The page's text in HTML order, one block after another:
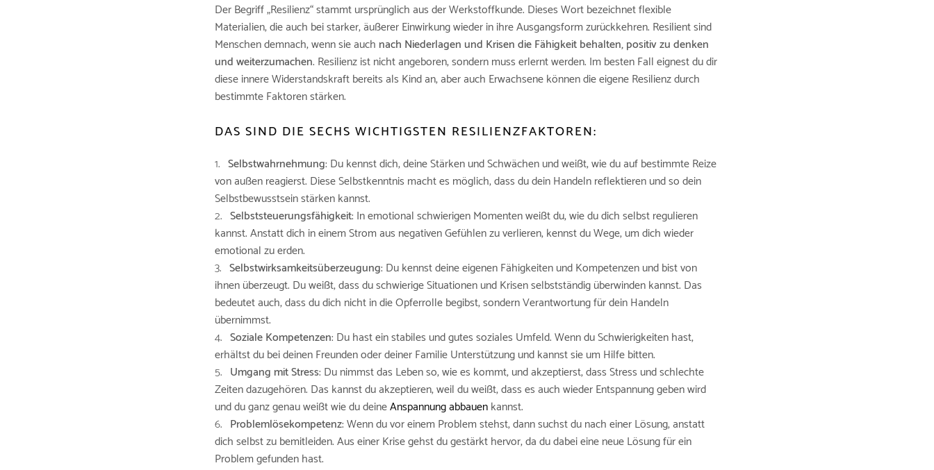
Der Begriff „Resilienz“ stammt ursprünglich aus der Werkstoffkunde. Dieses Wort bezeichnet flexible
Materialien, die auch bei starker, äußerer Einwirkung wieder in ihre Ausgangsform zurückkehren. Resilient sind
Menschen demnach, wenn sie auch nach Niederlagen und Krisen die Fähigkeit behalten, positiv zu denken
und weiterzumachen. Resilienz ist nicht angeboren, sondern muss erlernt werden. Im besten Fall eignest du dir
diese innere Widerstandskraft bereits als Kind an, aber auch Erwachsene können die eigene Resilienz durch
bestimmte Faktoren stärken.
DAS SIND DIE SECHS WICHTIGSTEN RESILIENZFAKTOREN:
Selbstwahrnehmung: Du kennst dich, deine Stärken und Schwächen und weißt, wie du auf bestimmte Reize
von außen reagierst. Diese Selbstkenntnis macht es möglich, dass du dein Handeln reflektieren und so dein
Selbstbewusstsein stärken kannst.
Selbststeuerungsfähigkeit: In emotional schwierigen Momenten weißt du, wie du dich selbst regulieren
kannst. Anstatt dich in einem Strom aus negativen Gefühlen zu verlieren, kennst du Wege, um dich wieder
emotional zu erden.
Selbstwirksamkeitsüberzeugung: Du kennst deine eigenen Fähigkeiten und Kompetenzen und bist von
ihnen überzeugt. Du weißt, dass du schwierige Situationen und Krisen selbstständig überwinden kannst. Das
bedeutet auch, dass du dich nicht in die Opferrolle begibst, sondern Verantwortung für dein Handeln
übernimmst.
Soziale Kompetenzen: Du hast ein stabiles und gutes soziales Umfeld. Wenn du Schwierigkeiten hast,
erhältst du bei deinen Freunden oder deiner Familie Unterstützung und kannst sie um Hilfe bitten.
Umgang mit Stress: Du nimmst das Leben so, wie es kommt, und akzeptierst, dass Stress und schlechte
Zeiten dazugehören. Das kannst du akzeptieren, weil du weißt, dass es auch wieder Entspannung geben wird
und du ganz genau weißt wie du deineAnspannung abbauenkannst.
Problemlösekompetenz: Wenn du vor einem Problem stehst, dann suchst du nach einer Lösung, anstatt
dich selbst zu bemitleiden. Aus einer Krise gehst du gestärkt hervor, da du dabei eine neue Lösung für ein
Problem gefunden hast.